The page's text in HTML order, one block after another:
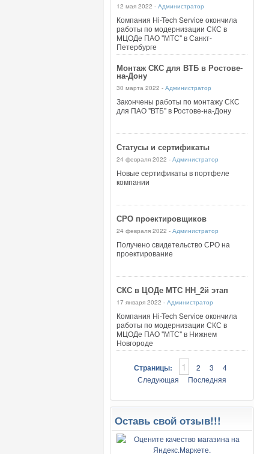
12 мая 2022 - Администратор
Компания Hi-Tech Service окончила
работы по модернизации СКС в
МЦОДе ПАО "МТС" в Санкт-
Петербурге
Монтаж СКС для ВТБ в Ростове-
на-Дону
30 марта 2022 - Администратор
Закончены работы по монтажу СКС
для ПАО "ВТБ" в Ростове-на-Дону
Статусы и сертификаты
24 февраля 2022 - Администратор
Новые сертификаты в портфеле
компании
СРО проектировщиков
24 февраля 2022 - Администратор
Получено свидетельство СРО на
проектирование
СКС в ЦОДе МТС НН_2й этап
17 января 2022 - Администратор
Компания Hi-Tech Service окончила
работы по модернизации СКС в
МЦОДе ПАО "МТС" в Нижнем
Новгороде
Страницы: 1 2 3
4
Следующая
Последняя
Оставь свой отзыв!!!